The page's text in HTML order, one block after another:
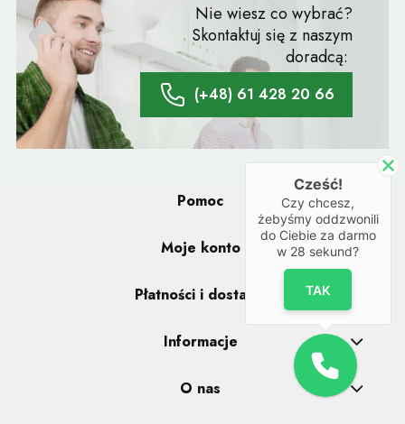
Nie wiesz co wybrać?
Skontaktuj się z naszym
doradcą:
(+48) 61 428 20 66
Pomoc
Moje konto
Płatności i dostawa
Informacje
O nas
Cześć!
Czy chcesz,
żebyśmy oddzwonili
do Ciebie za darmo
w 28 sekund?
TAK